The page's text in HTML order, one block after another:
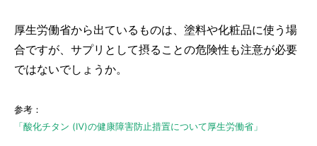
厚生労働省から出ているものは、塗料や化粧品に使う場
合ですが、サプリとして摂ることの危険性も注意が必要
ではないでしょうか。
参考：
「酸化チタン (Ⅳ)の健康障害防止措置について厚生労働省」